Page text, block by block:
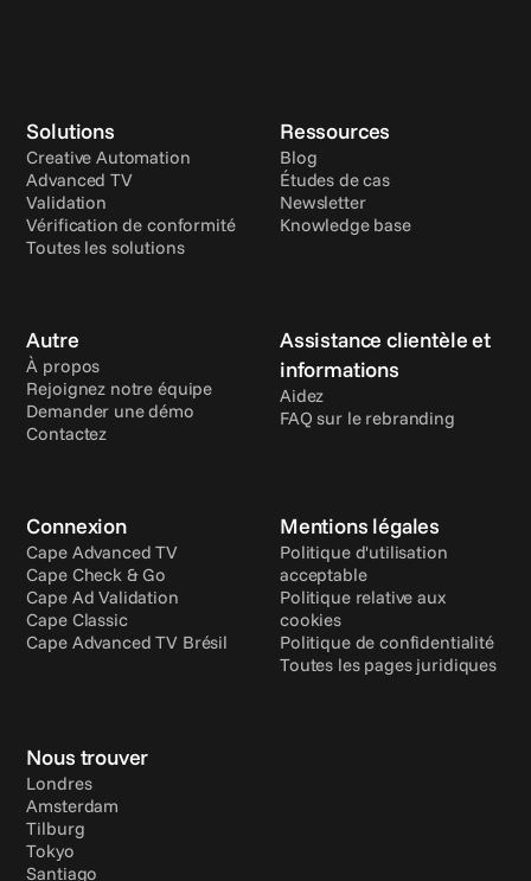
Solutions
Creative Automation
Advanced TV
Validation
Vérification de conformité
Toutes les solutions
Ressources
Blog
Études de cas
Newsletter
Knowledge base
Autre
À propos
Rejoignez notre équipe
Demander une démo
Contactez
Assistance clientèle et
informations
Aidez
FAQ sur le rebranding
Connexion
Cape Advanced TV
Cape Check & Go
Cape Ad Validation
Cape Classic
Cape Advanced TV Brésil
Mentions légales
Politique d'utilisation
acceptable
Politique relative aux
cookies
Politique de confidentialité
Toutes les pages juridiques
Nous trouver
Londres
Amsterdam
Tilburg
Tokyo
Santiago